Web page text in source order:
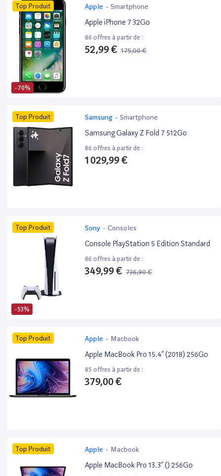
-70%
Top Produit Apple - Smartphone
Apple iPhone 7 32Go
86 offres à partir de :
52,99 € 175,00 €
Top Produit Samsung - Smartphone
Samsung Galaxy Z Fold 7 512Go
86 offres à partir de :
1 029,99 €
-53%
Top Produit Sony - Consoles
Console PlayStation 5 Edition Standard
86 offres à partir de :
349,99 € 736,90 €
Top Produit Apple - Macbook
Apple MacBook Pro 15.4” (2018) 256Go
85 offres à partir de :
379,00 €
Top Produit Apple - Macbook
Apple MacBook Pro 13.3” () 256Go